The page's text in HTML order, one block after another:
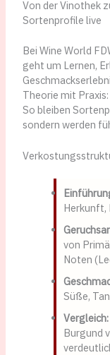
Von der Vinothek
Sortenprofile live
Bei Wine World
geht um Lernen,
Theorie mit
So bleiben
sondern werden
Herkunft,
von
Noten
Süße,
Vergleich:
Burgund